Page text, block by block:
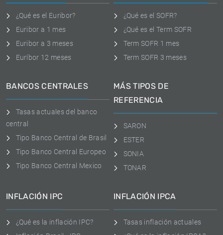
¿Qué es el Euribor?
Euribor a 1 mes
Euribor a 3 meses
Euríbor 12 meses
¿Qué es el SOFR?
¿Qué es el Term SOFR
Term SOFR 1 mes
Term SOFR 3 meses
BANCOS CENTRALES
Tasas actuales del banco
central
Tipo Banco Central de Brasil
Tipo Banco Central Europeo
Tipo Banco Central Mexico
MÁS TIPOS DE
REFERENCIA
SARON
ESTER
SONIA
TONAR
INFLACIÓN IPC
¿Qué es la inflación IPC?
INFLACIÓN IPCA
Tasas inflación actuales